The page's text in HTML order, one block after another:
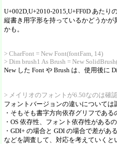
U+002D,U+2010-2015,U+FF0D あたり
縦書き用字形を持っているかどうか
かも。
> CharFont = New Font(fontFam, 14)
> Dim brush1 As Brush = New
New した Font や Brush は、使用後に
> メイリオのフォントが6.50なのは確
フォントバージョンの違いについて
・そもそも書字方向依存グリフである
・OS 依存性、フォント依存性があるの
・GDI+ の場合と GDI の場合で差があ
などを調査して、対応を考えていくと